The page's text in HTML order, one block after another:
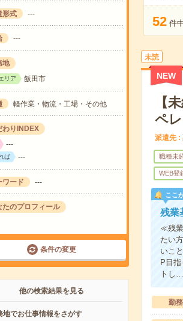
形式 ---
---
地
リア 飯田市
軽作業・物流・工場・その他
わりINDEX
---
ば ---
ワード ---
たのプロフィール
条件の変更
他の検索結果を見る
地でお仕事情報をさがす
52 件
未読
NEW
【
ペ
派遣先
職種未
WEB登
ここ
残業
≪残業
たい
いこ
P目
トし…
勤